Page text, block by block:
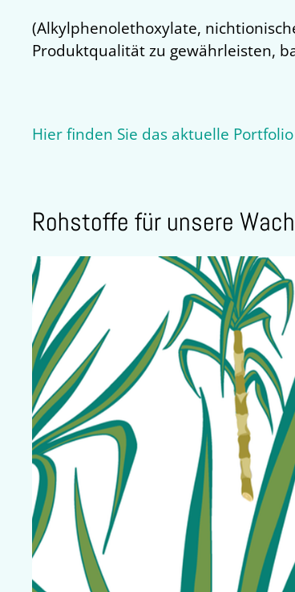
(Alkylphenolethoxylate,
Produktqualität zu gewährleisten,
Hier finden Sie das aktuelle
Rohstoffe für unsere